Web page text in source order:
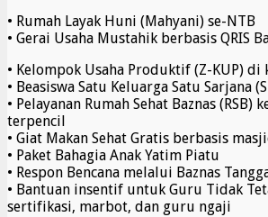
• Rumah Layak Huni (Mahyani) se-NTB
• Gerai Usaha Mustahik berbasis QRIS
• Kelompok Usaha Produktif (Z-KUP) di
• Beasiswa Satu Keluarga Satu Sarjana
• Pelayanan Rumah Sehat Baznas (RSB)
terpencil
• Giat Makan Sehat Gratis berbasis
• Paket Bahagia Anak Yatim Piatu
• Respon Bencana melalui Baznas
• Bantuan insentif untuk Guru Tidak
sertifikasi, marbot, dan guru ngaji